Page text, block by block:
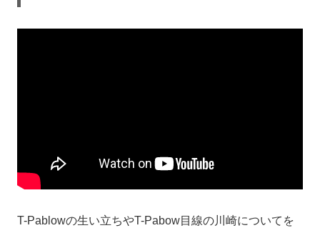
T-Pablowの生い立ちやT-Pabow目線の川崎についてを